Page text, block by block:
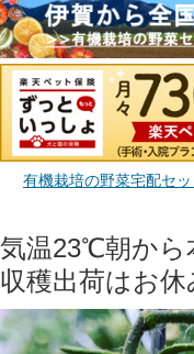
有機栽培の野菜宅配セ
気温23℃朝から
収穫出荷はお